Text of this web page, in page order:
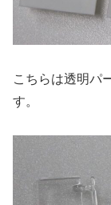
こちらは透明パ
す。